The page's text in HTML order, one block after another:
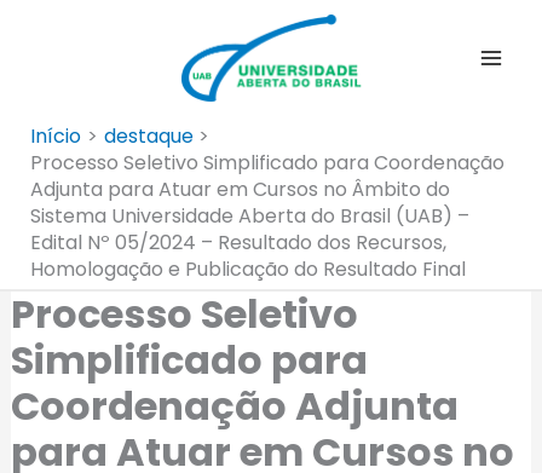
Início
destaque
Processo Seletivo Simplificado para Coordenação
Adjunta para Atuar em Cursos no Âmbito do
Sistema Universidade Aberta do Brasil (UAB) –
Edital Nº 05/2024 – Resultado dos Recursos,
Homologação e Publicação do Resultado Final
Processo Seletivo
Simplificado para
Coordenação Adjunta
para Atuar em Cursos no